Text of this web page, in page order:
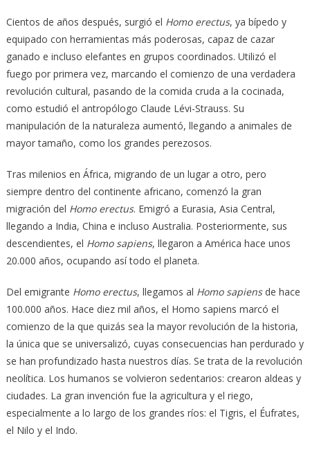
Cientos de años después, surgió el Homo erectus, ya bípedo y
equipado con herramientas más poderosas, capaz de cazar
ganado e incluso elefantes en grupos coordinados. Utilizó el
fuego por primera vez, marcando el comienzo de una verdadera
revolución cultural, pasando de la comida cruda a la cocinada,
como estudió el antropólogo Claude Lévi-Strauss. Su
manipulación de la naturaleza aumentó, llegando a animales de
mayor tamaño, como los grandes perezosos.
Tras milenios en África, migrando de un lugar a otro, pero
siempre dentro del continente africano, comenzó la gran
migración del Homo erectus. Emigró a Eurasia, Asia Central,
llegando a India, China e incluso Australia. Posteriormente, sus
descendientes, el Homo sapiens, llegaron a América hace unos
20.000 años, ocupando así todo el planeta.
Del emigrante Homo erectus, llegamos al Homo sapiensde hace
100.000 años. Hace diez mil años, el Homo sapiens marcó el
comienzo de la que quizás sea la mayor revolución de la historia,
la única que se universalizó, cuyas consecuencias han perdurado y
se han profundizado hasta nuestros días. Se trata de la revolución
neolítica. Los humanos se volvieron sedentarios: crearon aldeas y
ciudades. La gran invención fue la agricultura y el riego,
especialmente a lo largo de los grandes ríos: el Tigris, el Éufrates,
el Nilo y el Indo.